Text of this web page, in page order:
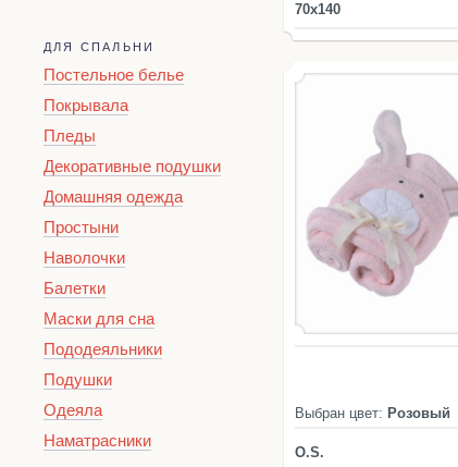
ДЛЯ СПАЛЬНИ
Постельное белье
Покрывала
Пледы
Декоративные подушки
Домашняя одежда
Простыни
Наволочки
Балетки
Маски для сна
Пододеяльники
Подушки
Одеяла
Наматрасники
70x140
Выбран цвет: Розовый
O.S.